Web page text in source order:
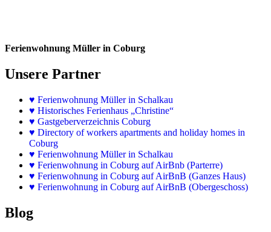
Ferienwohnung Müller in Coburg
Unsere Partner
♥ Ferienwohnung Müller in Schalkau
♥ Historisches Ferienhaus „Christine“
♥ Gastgeberverzeichnis Coburg
♥ Directory of workers apartments and holiday homes in
Coburg
♥ Ferienwohnung Müller in Schalkau
♥ Ferienwohnung in Coburg auf AirBnb (Parterre)
♥ Ferienwohnung in Coburg auf AirBnB (Ganzes Haus)
♥ Ferienwohnung in Coburg auf AirBnB (Obergeschoss)
Blog